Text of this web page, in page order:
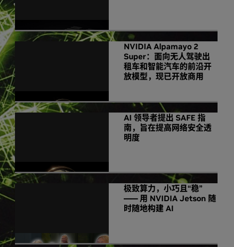
NVIDIA Alpamayo 2
Super：面向无人驾驶出
租车和智能汽车的前沿开
放模型，现已开放商用
AI 领导者提出 SAFE 指
南，旨在提高网络安全透
明度
极致算力，小巧且“稳”
—— 用 NVIDIA Jetson 随
时随地构建 AI